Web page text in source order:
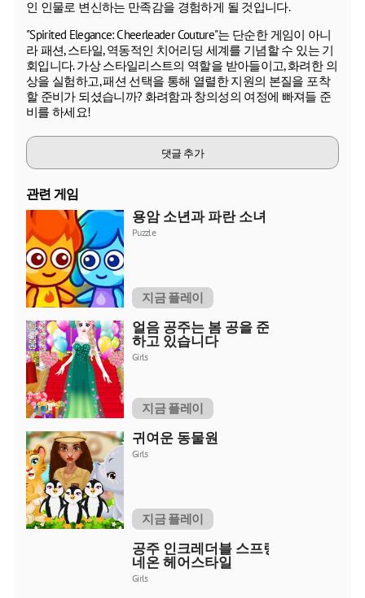
인 인물로 변신하는 만족감을 경험하게 될 것입니다.
"Spirited Elegance: Cheerleader Couture"는 단순한 게임이 아니
라 패션, 스타일, 역동적인 치어리딩 세계를 기념할 수 있는 기
회입니다. 가상 스타일리스트의 역할을 받아들이고, 화려한 의
상을 실험하고, 패션 선택을 통해 열렬한 지원의 본질을 포착
할 준비가 되셨습니까? 화려함과 창의성의 여정에 빠져들 준
비를 하세요!
댓글 추가
관련 게임
용암 소년과 파란 소녀
Puzzle
지금 플레이
얼음 공주는 봄 공을 준비
하고 있습니다
Girls
지금 플레이
귀여운 동물원
Girls
지금 플레이
공주 인크레더블 스프링
네온 헤어스타일
Girls